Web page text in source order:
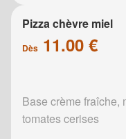
Pizza chèvre miel
Dès 11.00 €
Base crème fraîche,
tomates cerises